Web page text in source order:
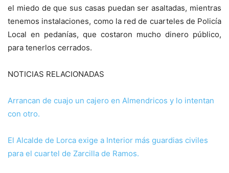
el miedo de que sus casas puedan ser asaltadas, mientras
tenemos instalaciones, como la red de cuarteles de Policía
Local en pedanías, que costaron mucho dinero público,
para tenerlos cerrados.
NOTICIAS RELACIONADAS
Arrancan de cuajo un cajero en Almendricos y lo intentan
con otro.
El Alcalde de Lorca exige a Interior más guardias civiles
para el cuartel de Zarcilla de Ramos.